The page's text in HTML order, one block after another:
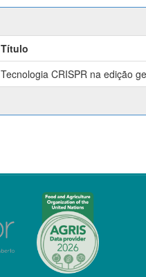
Título
Tecnologia CRISPR na edição